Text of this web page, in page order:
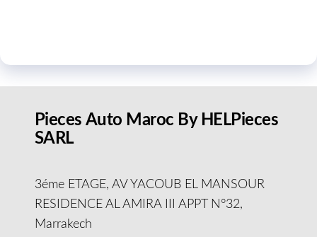
Pieces Auto Maroc By HELPieces
SARL
3éme ETAGE, AV YACOUB EL MANSOUR
RESIDENCE AL AMIRA III APPT N°32,
Marrakech